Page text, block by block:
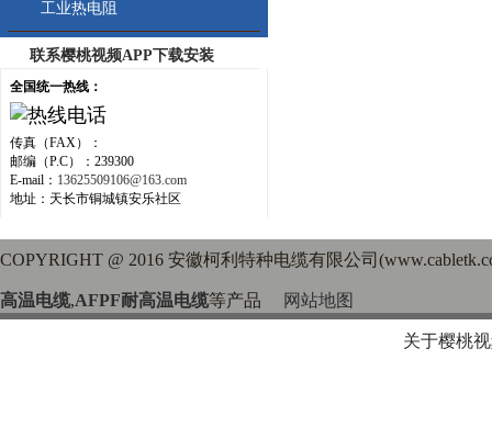
工业热电阻
联系樱桃视频APP下载安装
全国统一热线：
传真（FAX）：
邮编（P.C）：239300
E-mail： 13625509106@163.com
地址：天长市铜城镇安乐社区
COPYRIGHT @ 2016 安徽柯利特种电缆有限公司
高温电缆,AFPF耐高温电缆等产品 网站地图
关于樱桃